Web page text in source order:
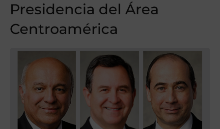
Presidencia del Área
Centroamérica